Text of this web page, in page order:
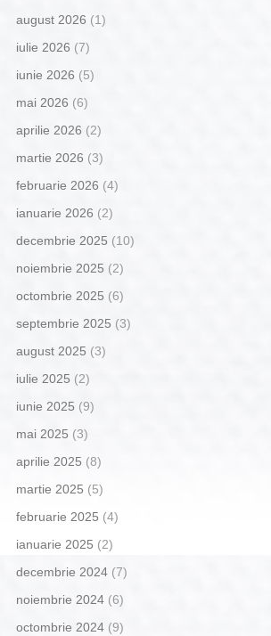
august 2026 (1)
iulie 2026 (7)
iunie 2026 (5)
mai 2026 (6)
aprilie 2026 (2)
martie 2026 (3)
februarie 2026 (4)
ianuarie 2026 (2)
decembrie 2025 (10)
noiembrie 2025 (2)
octombrie 2025 (6)
septembrie 2025 (3)
august 2025 (3)
iulie 2025 (2)
iunie 2025 (9)
mai 2025 (3)
aprilie 2025 (8)
martie 2025 (5)
februarie 2025 (4)
ianuarie 2025 (2)
decembrie 2024(7)
noiembrie 2024(6)
octombrie 2024(9)